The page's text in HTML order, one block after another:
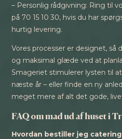
– Personlig rådgivning: Ring til
på 70 15 10 30, hvis du har
hurtig levering.
Vores processer er designet, så
og maksimal glæde ved at
Smageriet stimulerer lysten til
næste år – eller finde en ny
meget mere af alt det gode,
FAQ om mad ud af huset i
Hvordan bestiller jeg